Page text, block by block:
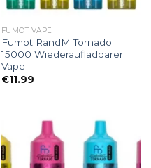
FUMOT VAPE
Fumot RandM Tornado
15000 Wiederaufladbarer
Vape
€11.99